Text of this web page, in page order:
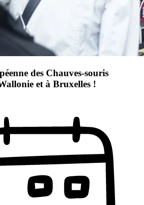
des Chauves-souris
et à Bruxelles !